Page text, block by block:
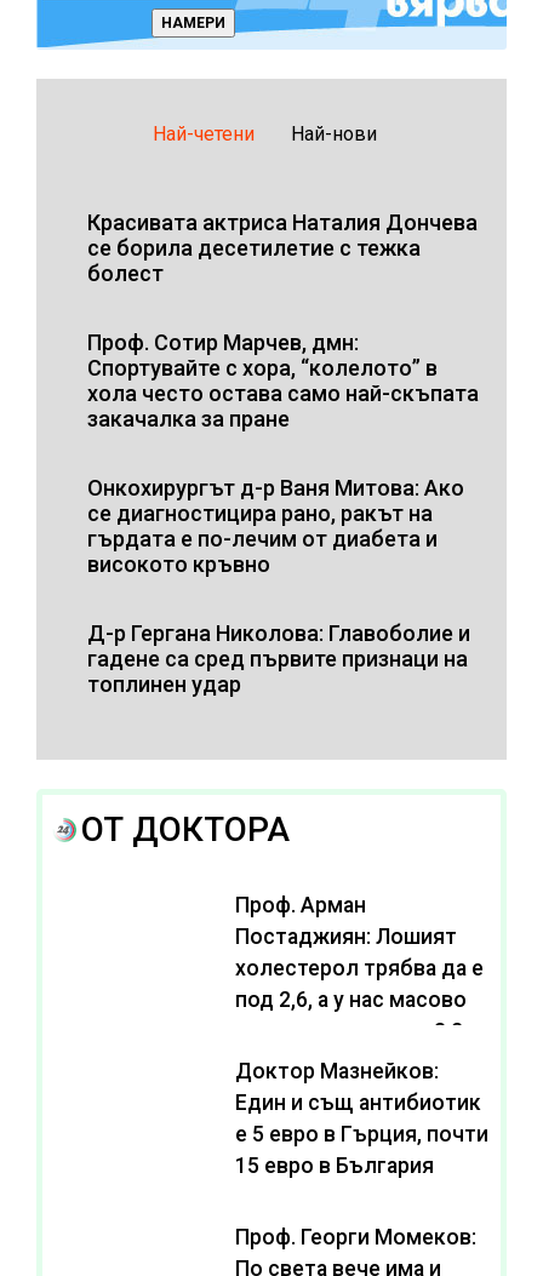
Най-четени Най-нови
Красивата актриса Наталия Дончева
се борила десетилетие с тежка
болест
Проф. Сотир Марчев, дмн:
Спортувайте с хора, “колелото” в
хола често остава само най-скъпата
закачалка за пране
Онкохирургът д-р Ваня Митова: Ако
се диагностицира рано, ракът на
гърдата е по-лечим от диабета и
високото кръвно
Д-р Гергана Николова: Главоболие и
гадене са сред първите признаци на
топлинен удар
ОТ ДОКТОРА
Проф. Арман
Постаджиян: Лошият
холестерол трябва да е
под 2,6, а у нас масово
се живее с нива от 3,2
Доктор Мазнейков:
Един и същ антибиотик
e 5 евро в Гърция, почти
15 евро в България
Проф. Георги Момеков:
По света вече има и